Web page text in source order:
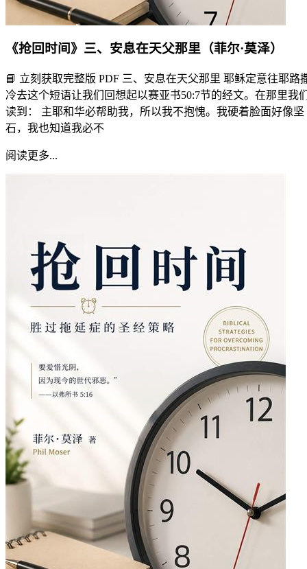
《抢回时间》三、安息在天父那里（菲尔·莫泽）
📘 立刻获取完整版 PDF 三、安息在天父那里 耶稣定意往耶路
冷去这个短语让我们回想起以赛亚书50:7节的经文。在那里我
读到： 主耶和华必帮助我，所以我不抱愧。我硬着脸面好像坚
石，我也知道我必不
阅读更多...